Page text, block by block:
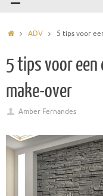
HomeADV 5 tips voor
5 tips voor een
make-over
Amber Fernandes